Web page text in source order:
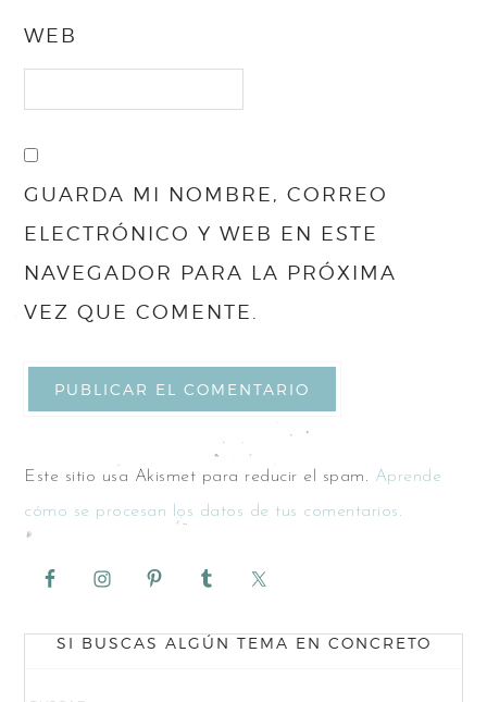
WEB
GUARDA MI NOMBRE, CORREO
ELECTRÓNICO Y WEB EN ESTE
NAVEGADOR PARA LA PRÓXIMA
VEZ QUE COMENTE.
Este sitio usa Akismet para reducir el spam. Aprende
cómo se procesan los datos de tus comentarios.
SI BUSCAS ALGÚN TEMA EN CONCRETO